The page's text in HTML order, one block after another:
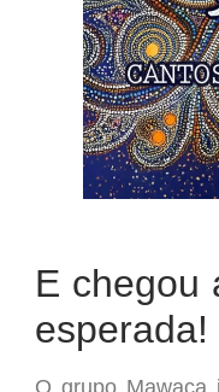
E chegou
esperada!
O grupo